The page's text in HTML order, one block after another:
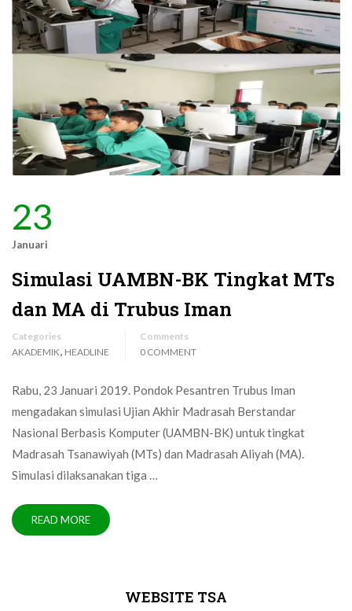
23
Januari
Simulasi UAMBN-BK Tingkat MTs
dan MA di Trubus Iman
Categories
AKADEMIK, HEADLINE
Comments
0 COMMENT
Rabu, 23 Januari 2019. Pondok Pesantren Trubus Iman
mengadakan simulasi Ujian Akhir Madrasah Berstandar
Nasional Berbasis Komputer (UAMBN-BK) untuk tingkat
Madrasah Tsanawiyah (MTs) dan Madrasah Aliyah (MA).
Simulasi dilaksanakan tiga …
READ MORE
WEBSITE TSA